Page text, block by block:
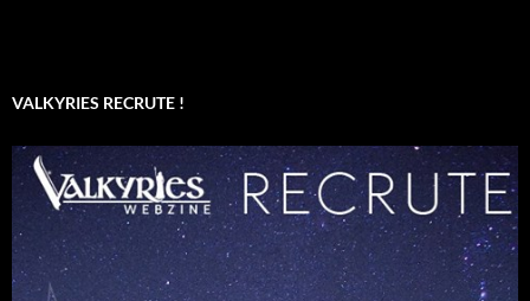
VALKYRIES RECRUTE !